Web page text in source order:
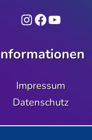
Instagram
Facebook
YouTube
Impressum
Datenschutz